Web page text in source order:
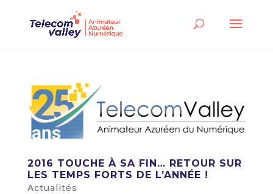
2016 TOUCHE À SA FIN… RETOUR SUR
LES TEMPS FORTS DE L’ANNÉE !
Actualités